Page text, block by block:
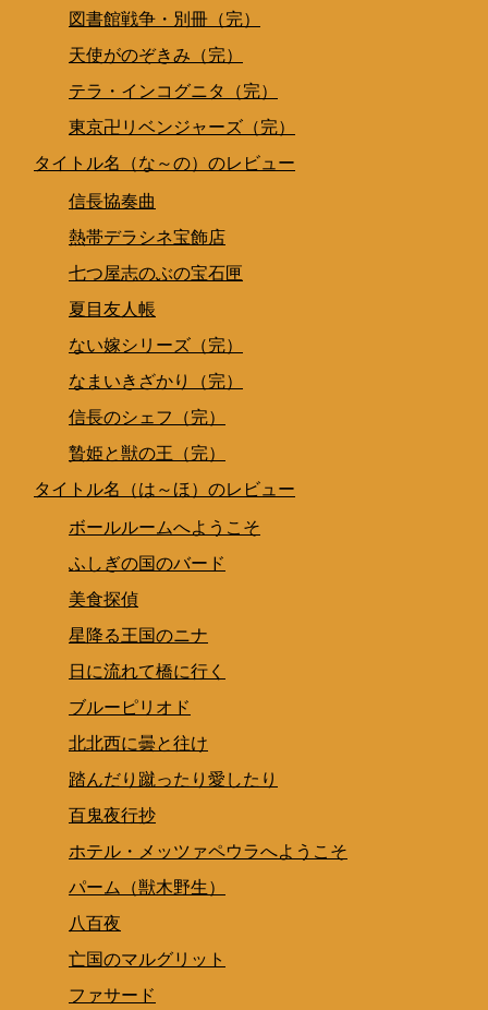
図書館戦争・別冊（完）
天使がのぞきみ（完）
テラ・インコグニタ（完）
東京卍リベンジャーズ（完）
タイトル名（な～の）のレビュー
信長協奏曲
熱帯デラシネ宝飾店
七つ屋志のぶの宝石匣
夏目友人帳
ない嫁シリーズ（完）
なまいきざかり（完）
信長のシェフ（完）
贄姫と獣の王（完）
タイトル名（は～ほ）のレビュー
ボールルームへようこそ
ふしぎの国のバード
美食探偵
星降る王国のニナ
日に流れて橋に行く
ブルーピリオド
北北西に曇と往け
踏んだり蹴ったり愛したり
百鬼夜行抄
ホテル・メッツァペウラへようこそ
パーム（獣木野生）
八百夜
亡国のマルグリット
ファサード